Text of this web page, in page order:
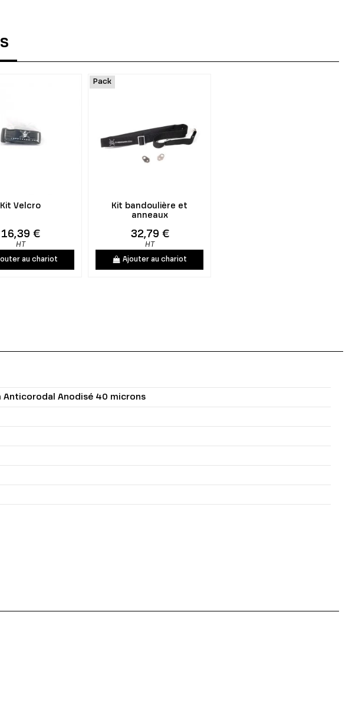
Kit Velcro
16,39 €
HT
au chariot
Pack
Kit bandoulière et
anneaux
32,79 €
HT
Ajouter au chariot
Anticorodal Anodisé 40 microns